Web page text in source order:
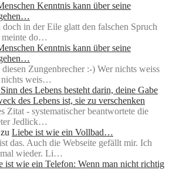
Kenntnis kann über seine
doch in der Eile glatt den falschen Spruch
meinte do…
Kenntnis kann über seine
diesen Zungenbrecher :-) Wer nichts weiss
nichts weis…
des Lebens besteht darin, deine Gabe
des Lebens ist, sie zu verschenken
Zitat - systematischer beantwortete die
Jedlick…
zu Liebe ist wie ein Vollbad…
das. Auch die Webseite gefällt mir. Ich
mal wieder. Li…
ist wie ein Telefon: Wenn man nicht richtig